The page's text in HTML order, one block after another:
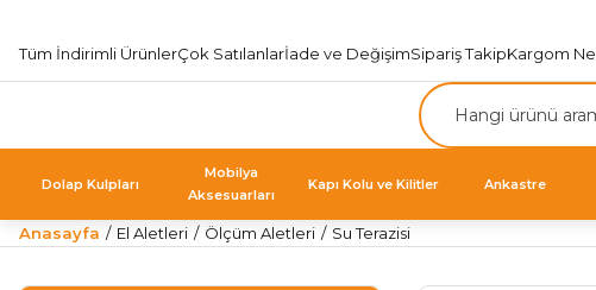
Tüm İndirimli ÜrünlerÇok Satılanlarİade ve DeğişimSipariş TakipKargom
Dolap Kulpları
Mobilya
Aksesuarları
Kapı Kolu ve Kilitler Ankastre
Anasayfa El Aletleri Ölçüm Aletleri Su Terazisi